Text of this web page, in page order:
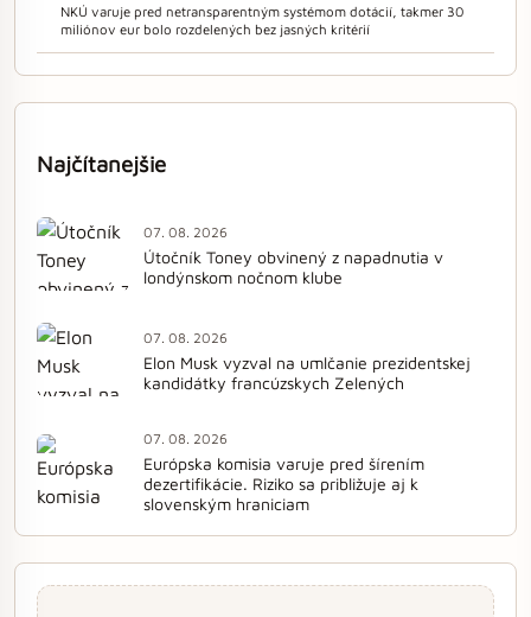
NKÚ varuje pred netransparentným systémom dotácií, takmer 30
miliónov eur bolo rozdelených bez jasných kritérií
Najčítanejšie
07. 08. 2026
Útočník Toney obvinený z napadnutia v
londýnskom nočnom klube
07. 08. 2026
Elon Musk vyzval na umlčanie prezidentskej
kandidátky francúzskych Zelených
07. 08. 2026
Európska komisia varuje pred šírením
dezertifikácie. Riziko sa približuje aj k
slovenským hraniciam